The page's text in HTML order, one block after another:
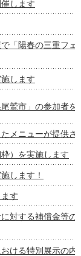
します
「陽春の三重フェ
します
鷲市」の参加者を
メニューが提供さ
）を実施します
します！
す
対する補償金等
ける特別展示の内